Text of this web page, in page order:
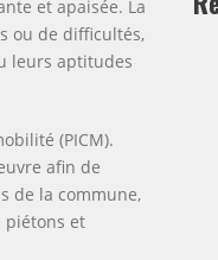
et apaisée. La
ou de difficultés,
leurs aptitudes
(PICM).
afin de
de la commune,
piétons et